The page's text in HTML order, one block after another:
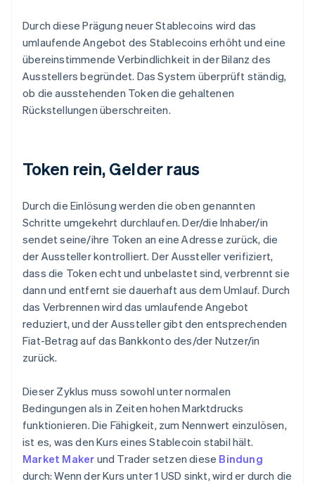
Durch diese Prägung neuer Stablecoins wird das
umlaufende Angebot des Stablecoins erhöht und eine
übereinstimmende Verbindlichkeit in der Bilanz des
Ausstellers begründet. Das System überprüft ständig,
ob die ausstehenden Token die gehaltenen
Rückstellungen überschreiten.
Token rein, Gelder raus
Durch die Einlösung werden die oben genannten
Schritte umgekehrt durchlaufen. Der/die Inhaber/in
sendet seine/ihre Token an eine Adresse zurück, die
der Aussteller kontrolliert. Der Aussteller verifiziert,
dass die Token echt und unbelastet sind, verbrennt sie
dann und entfernt sie dauerhaft aus dem Umlauf. Durch
das Verbrennen wird das umlaufende Angebot
reduziert, und der Aussteller gibt den entsprechenden
Fiat-Betrag auf das Bankkonto des/der Nutzer/in
zurück.
Dieser Zyklus muss sowohl unter normalen
Bedingungen als in Zeiten hohen Marktdrucks
funktionieren. Die Fähigkeit, zum Nennwert einzulösen,
ist es, was den Kurs eines Stablecoin stabil hält.
Market Maker und Trader setzen diese Bindung
durch: Wenn der Kurs unter 1 USD sinkt, wird er durch die